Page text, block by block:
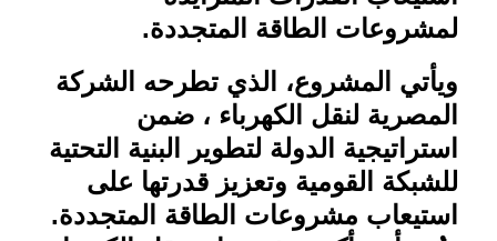
لمشروعات الطاقة المتجددة.
ويأتي المشروع، الذي تطرحه الشركة
المصرية لنقل الكهرباء ، ضمن
استراتيجية الدولة لتطوير البنية التحتية
للشبكة القومية وتعزيز قدرتها على
استيعاب مشروعات الطاقة المتجددة.